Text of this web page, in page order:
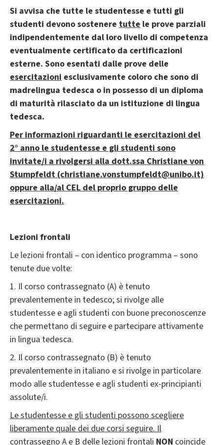
Si avvisa che tutte le studentesse e tutti gli
studenti devono sostenere tutte le prove parziali
indipendentemente dal loro livello di competenza
eventualmente certificato da certificazioni
esterne. Sono esentati dalle prove delle
esercitazioni esclusivamente coloro che sono di
madrelingua tedesca o in possesso di un diploma
di maturità rilasciato da un istituzione di lingua
tedesca.
Per informazioni riguardanti le esercitazioni del
2° anno le studentesse e gli studenti sono
invitate/i a rivolgersi alla dott.ssa Christiane von
Stumpfeldt (christiane.vonstumpfeldt@unibo.it)
oppure alla/al CEL del proprio gruppo delle
esercitazioni.
Lezioni frontali
Le lezioni frontali – con identico programma – sono
tenute due volte:
1. Il corso contrassegnato (A) è tenuto
prevalentemente in tedesco; si rivolge alle
studentesse e agli studenti con buone preconoscenze
che permettano di seguire e partecipare attivamente
in lingua tedesca.
2. Il corso contrassegnato (B) è tenuto
prevalentemente in italiano e si rivolge in particolare
modo alle studentesse e agli studenti ex-principianti
assolute/i.
Le studentesse e gli studenti possono scegliere
liberamente quale dei due corsi seguire. Il
contrassegno A e B delle lezioni frontali NON coincide